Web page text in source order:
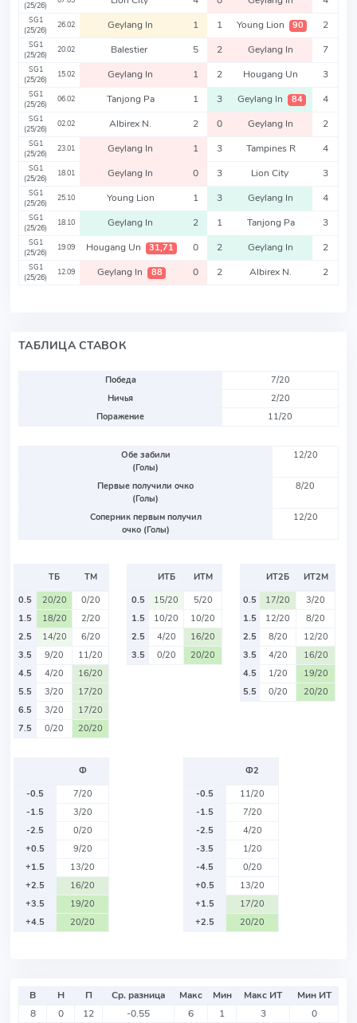
(25/26)
SG1
(25/26)
26.02 Geylang In 1 1 Young Lion 90 2
SG1
(25/26)
20.02 Balestier 5 2 Geylang In 7
SG1
(25/26)
15.02 Geylang In 1 2 Hougang Un 3
SG1
(25/26)
06.02 Tanjong Pa 1 3 Geylang In 84 4
SG1
(25/26)
02.02 Albirex N. 2 0 Geylang In 2
SG1
(25/26)
23.01 Geylang In 1 3 Tampines R 4
SG1
(25/26)
18.01 Geylang In 0 3 Lion City 3
SG1
(25/26)
25.10 Young Lion 1 3 Geylang In 4
SG1
(25/26)
18.10 Geylang In 2 1 Tanjong Pa 3
SG1
(25/26)
19.09 Hougang Un 31,71 0 2 Geylang In 2
SG1
(25/26)
12.09 Geylang In 88 0 2 Albirex N. 2
ТАБЛИЦА СТАВОК
Победа
7/20
Ничья
2/20
Поражение
11/20
Обе забили
(Голы)
12/20
Первые получили очко
(Голы)
8/20
Соперник первым получил
очко (Голы)
12/20
ТБ
ТМ
0.5
20/20
0/20
1.5
18/20
2/20
2.5
14/20
6/20
3.5
9/20
11/20
4.5
4/20
16/20
5.5
3/20
17/20
6.5
3/20
17/20
7.5
0/20 20/20
ИТБ
ИТМ
0.5
15/20
5/20
1.5
10/20
10/20
2.5
4/20
16/20
3.5
0/20 20/20
ИТ2Б
ИТ2М
0.5
17/20
3/20
1.5
12/20
8/20
2.5
8/20
12/20
3.5
4/20
16/20
4.5
1/20
19/20
5.5
0/20 20/20
Ф
-0.5
7/20
-1.5
3/20
-2.5
0/20
+0.5
9/20
+1.5
13/20
+2.5
16/20
+3.5
19/20
+4.5
20/20
Ф2
-0.5
11/20
-1.5
7/20
-2.5
4/20
-3.5
1/20
-4.5
0/20
+0.5
13/20
+1.5
17/20
+2.5
20/20
В Н П Ср. разница Макс Мин Макс ИТ
Мин ИТ
8
0 12 -0.55 6 1 3 0